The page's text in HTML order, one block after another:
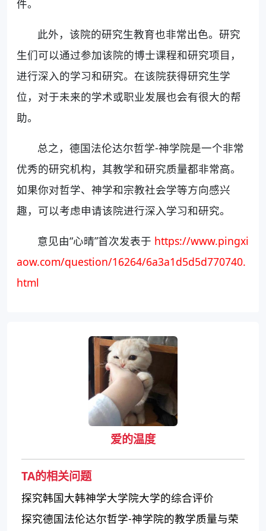
件。
此外，该院的研究生教育也非常出色。研究
生们可以通过参加该院的博士课程和研究项目，
进行深入的学习和研究。在该院获得研究生学
位，对于未来的学术或职业发展也会有很大的帮
助。
总之，德国法伦达尔哲学-神学院是一个非常
优秀的研究机构，其教学和研究质量都非常高。
如果你对哲学、神学和宗教社会学等方向感兴
趣，可以考虑申请该院进行深入学习和研究。
意见由“心晴”首次发表于 https://www.pingxi
aow.com/question/16264/6a3a1d5d5d770740.
html
爱的温度
TA的相关问题
探究韩国大韩神学大学院大学的综合评价
探究德国法伦达尔哲学-神学院的教学质量与荣